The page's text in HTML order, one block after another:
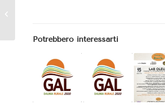
Potrebbero interessarti
DOMANDE DI